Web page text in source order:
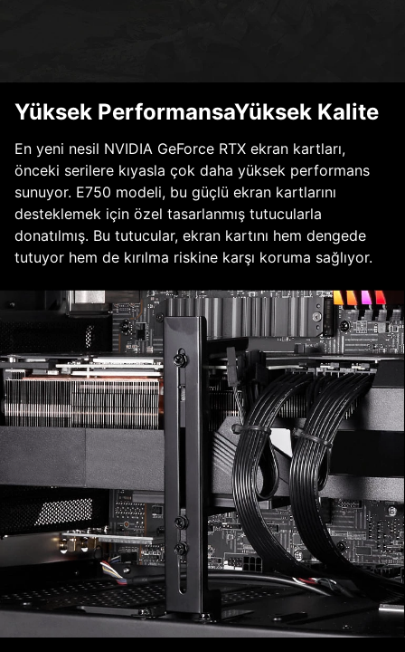
Yüksek PerformansaYüksek Kalite
En yeni nesil NVIDIA GeForce RTX ekran kartları,
önceki serilere kıyasla çok daha yüksek performans
sunuyor. E750 modeli, bu güçlü ekran kartlarını
desteklemek için özel tasarlanmış tutucularla
donatılmış. Bu tutucular, ekran kartını hem dengede
tutuyor hem de kırılma riskine karşı koruma sağlıyor.